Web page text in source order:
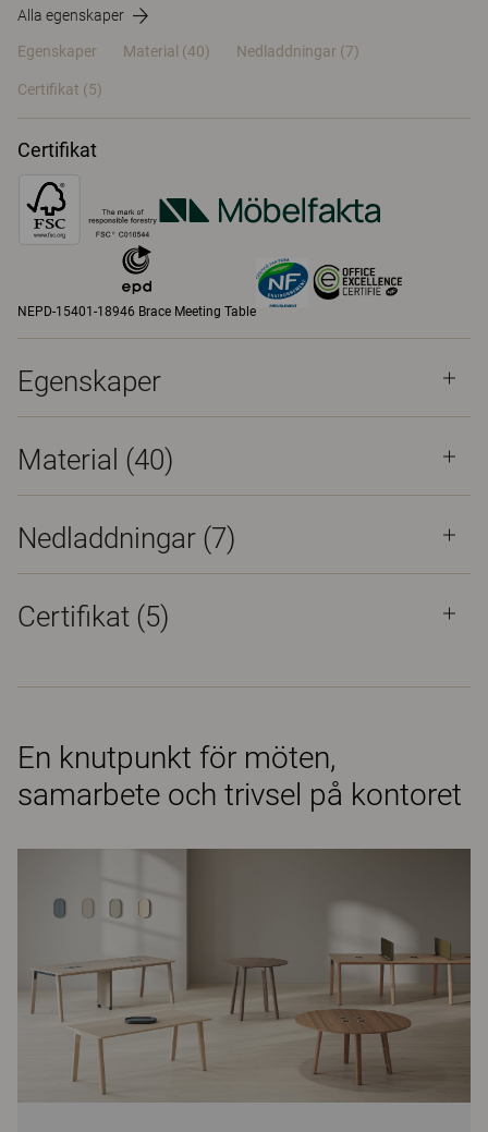
Alla egenskaper
Egenskaper Material (40) Nedladdningar (7)
Certifikat (5)
Certifikat
NEPD-15401-18946 Brace Meeting Table
Egenskaper
Material (40)
Nedladdningar (7)
Certifikat (5)
En knutpunkt för möten,
samarbete och trivsel på kontoret